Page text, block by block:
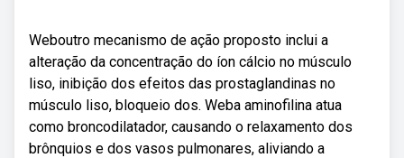
Weboutro mecanismo de ação proposto inclui a
alteração da concentração do íon cálcio no músculo
liso, inibição dos efeitos das prostaglandinas no
músculo liso, bloqueio dos. Weba aminofilina atua
como broncodilatador, causando o relaxamento dos
brônquios e dos vasos pulmonares, aliviando a